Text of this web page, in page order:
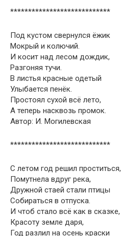
****************************
Под кустом свернулся ёжик
Мокрый и колючий.
И косит над лесом дождик,
Разгоняя тучи.
В листья красные одетый
Улыбается пенёк.
Простоял сухой всё лето,
А теперь насквозь промок.
Автор: И. Могилевская
****************************
С летом год решил проститься,
Помутнела вдруг река,
Дружной стаей стали птицы
Собираться в отпуска.
И чтоб стало всё как в сказке,
Красоту земле даря,
Год разлил на осень краски